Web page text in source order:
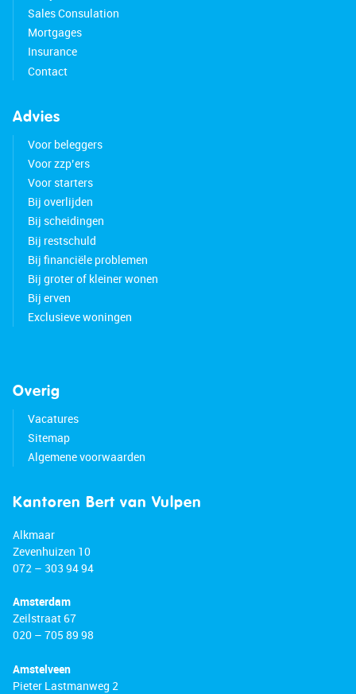
Sales Consulation
Mortgages
Insurance
Contact
Advies
Voor beleggers
Voor zzp’ers
Voor starters
Bij overlijden
Bij scheidingen
Bij restschuld
Bij financiële problemen
Bij groter of kleiner wonen
Bij erven
Exclusieve woningen
Overig
Vacatures
Sitemap
Algemene voorwaarden
Kantoren Bert van Vulpen
Alkmaar
Zevenhuizen 10
072 – 303 94 94
Amsterdam
Zeilstraat 67
020 – 705 89 98
Amstelveen
Pieter Lastmanweg 2